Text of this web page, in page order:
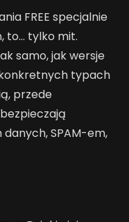
FREE specjalnie
to… tylko mit.
samo, jak wersje
typach
przede
SPAM-em,